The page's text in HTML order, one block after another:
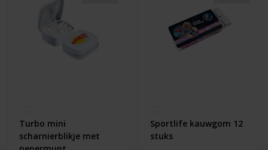
Turbo mini
scharnierblikje met
Sportlife kauwgom 12
stuks